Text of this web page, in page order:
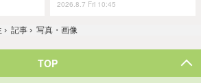
2026.8.7 Fri 10:45
› 記事 › 写真・画像
TOP